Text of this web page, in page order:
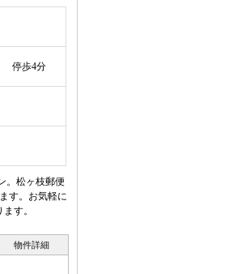
停歩4分
。松ヶ枝郵便
す。お気軽に
す。
物件詳細